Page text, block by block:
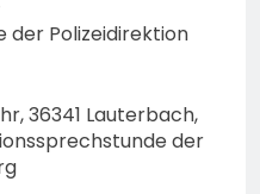
der Polizeidirektion
36341 Lauterbach,
der